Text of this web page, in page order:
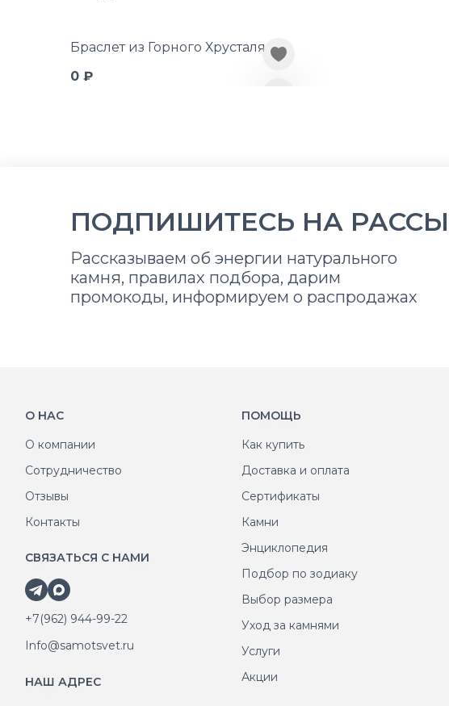
Браслет из Горного Хрусталя
0 ₽
ПОДПИШИТЕСЬ НА
Рассказываем об энергии натурального
камня, правилах подбора, дарим
промокоды, информируем о распродажах
О НАС
О компании
Сотрудничество
Отзывы
Контакты
СВЯЗАТЬСЯ С НАМИ
+7(962) 944-99-22
Info@samotsvet.ru
НАШ АДРЕС
ПОМОЩЬ
Как купить
Доставка и оплата
Сертификаты
Камни
Энциклопедия
Подбор по зодиаку
Выбор размера
Уход за камнями
Услуги
Акции